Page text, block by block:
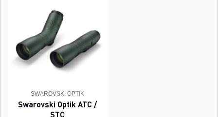
SWAROVSKI OPTIK
Swarovski Optik ATC /
STC